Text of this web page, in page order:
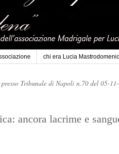
chi era Lucia
Tribunale di Napoli n.70 del 05-
ancora lacrime e